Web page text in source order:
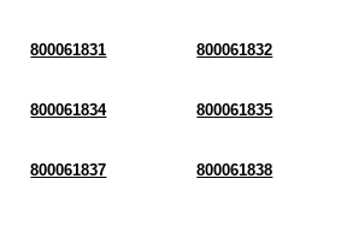
800061831 800061832
800061834 800061835
800061837 800061838